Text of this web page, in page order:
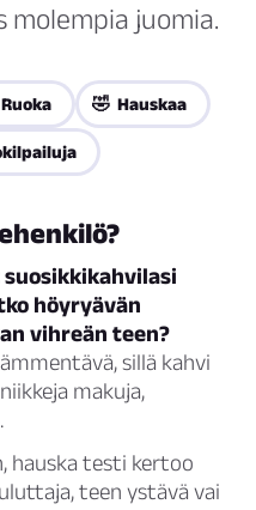
molempia juomia.
🤣 Hauskaa
höyryävän
vihreän teen?
sillä kahvi
makuja,
hauska testi kertoo
teen ystävä vai